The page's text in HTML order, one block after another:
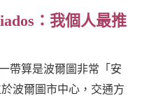
：我個人最推
帶算是波爾圖非常「安
波爾圖市中心，交通方